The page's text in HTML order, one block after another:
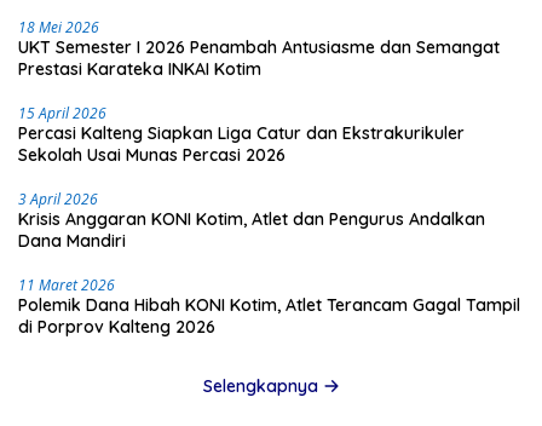
18 Mei 2026
UKT Semester I 2026 Penambah Antusiasme dan Semangat
Prestasi Karateka INKAI Kotim
15 April 2026
Percasi Kalteng Siapkan Liga Catur dan Ekstrakurikuler
Sekolah Usai Munas Percasi 2026
3 April 2026
Krisis Anggaran KONI Kotim, Atlet dan Pengurus Andalkan
Dana Mandiri
11 Maret 2026
Polemik Dana Hibah KONI Kotim, Atlet Terancam Gagal Tampil
di Porprov Kalteng 2026
Selengkapnya